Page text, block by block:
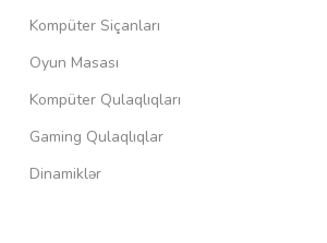
Kompüter Siçanları
Oyun Masası
Kompüter Qulaqlıqları
Gaming Qulaqlıqlar
Dinamiklər